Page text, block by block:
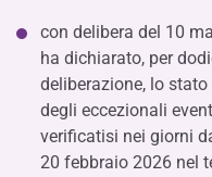
con delibera del 10
ha dichiarato, per
deliberazione, lo
degli eccezionali
verificatisi nei giorni
20 febbraio 2026 nel